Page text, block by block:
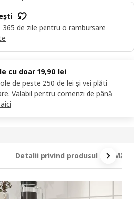
de zile pentru o rambursare
cu doar 19,90 lei
de peste 250 de lei și vei plăti
Valabil pentru comenzi de până
Detalii privind produsul